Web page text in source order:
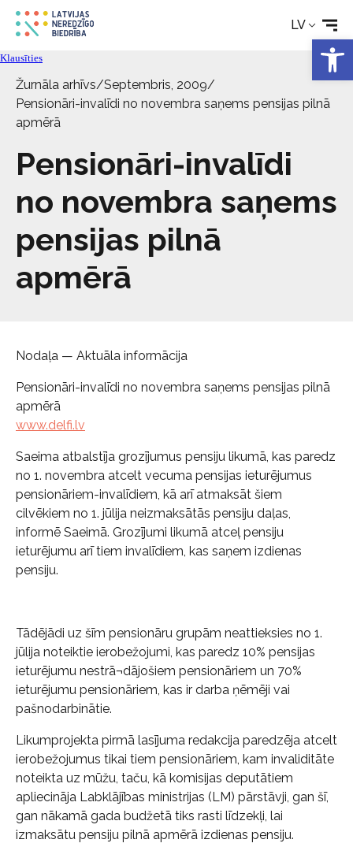
LV
Tehniskie palīglīdzekļi
Aktualitātes
Pakalpojumi
Par biedrību
Kontakti
Klausīties
Žurnāla arhīvs/Septembris, 2009/
Pensionāri-invalīdi no novembra saņems pensijas pilnā
apmērā
Pensionāri-invalīdi
no novembra saņems
pensijas pilnā
apmērā
Nodaļa — Aktuāla informācija
Pensionāri-invalīdi no novembra saņems pensijas pilnā
apmērā
www.delfi.lv
Saeima atbalstīja grozījumus pensiju likumā, kas paredz
no 1. novembra atcelt vecuma pensijas ieturējumus
pensionāriem-invalīdiem, kā arī atmaksāt šiem
cilvēkiem no 1. jūlija neizmaksātās pensiju daļas,
informē Saeimā. Grozījumi likumā atceļ pensiju
ieturējumu arī tiem invalīdiem, kas saņem izdienas
pensiju.
Tādējādi uz šīm pensionāru grupām neattieksies no 1.
jūlija noteiktie ierobežojumi, kas paredz 10% pensijas
ieturējumu nestrā¬dājošiem pensionāriem un 70%
ieturējumu pensionāriem, kas ir darba ņēmēji vai
pašnodarbinātie.
Likumprojekta pirmā lasījuma redakcija paredzēja atcelt
ierobežojumus tikai tiem pensionāriem, kam invaliditāte
noteikta uz mūžu, taču, kā komisijas deputātiem
apliecināja Labklājības ministrijas (LM) pārstāvji, gan šī,
gan nākamā gada budžetā tiks rasti līdzekļi, lai
izmaksātu pensiju pilnā apmērā izdienas pensiju.